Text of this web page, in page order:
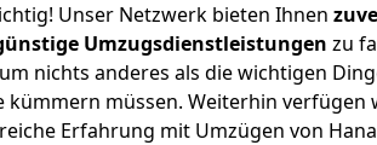
Unser Netzwerk bieten Ihnen
Umzugsdienstleistungen zu
nichts anderes als die wichtigen
kümmern müssen. Weiterhin verfügen
Erfahrung mit Umzügen von